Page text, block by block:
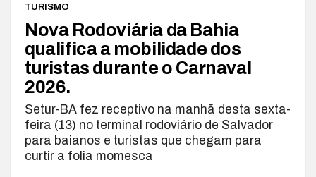
TURISMO
Nova Rodoviária da Bahia
qualifica a mobilidade dos
turistas durante o Carnaval
2026.
Setur-BA fez receptivo na manhã desta sexta-
feira (13) no terminal rodoviário de Salvador
para baianos e turistas que chegam para
curtir a folia momesca